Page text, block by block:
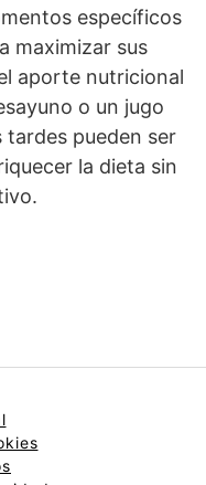
específicos
maximizar sus
aporte nutricional
o un jugo
tardes pueden ser
la dieta sin